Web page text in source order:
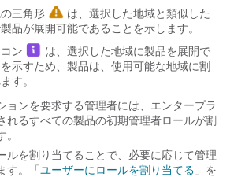
三角形
は、選択した地域と類似した
品が展開可能であることを示します。
ン
は、選択した地域に製品を展開で
示すため、製品は、使用可能な地域に割
す。
ョンを要求する管理者には、エンタープラ
れるすべての製品の初期管理者ロールが割
ルを割り当てることで、必要に応じて管理
す。「 ユーザーにロールを割り当てる 」を